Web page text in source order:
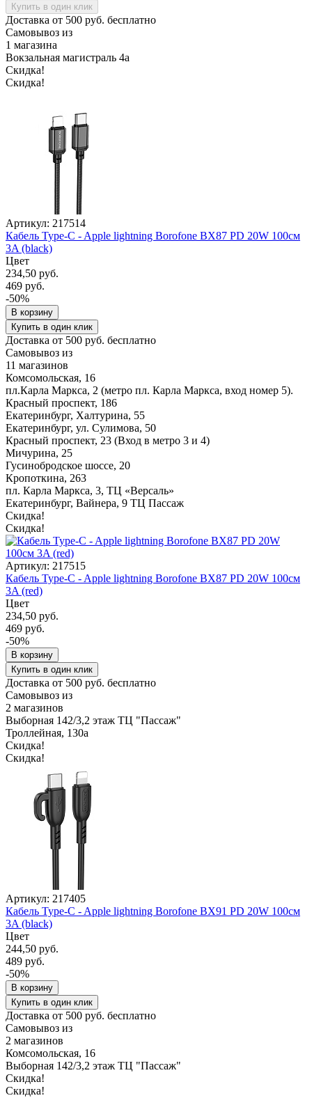
Купить в один клик
Доставка от 500 руб. бесплатно
Самовывоз из
1 магазина
Вокзальная магистраль 4а
Скидка!
Скидка!
Артикул: 217514
Кабель Type-C - Apple lightning Borofone BX87 PD 20W 100см
3A (black)
Цвет
234,50 руб.
469 руб.
-50%
В корзину
Купить в один клик
Доставка от 500 руб. бесплатно
Самовывоз из
11 магазинов
Комсомольская, 16
пл.Карла Маркса, 2 (метро пл. Карла Маркса, вход номер 5).
Красный проспект, 186
Екатеринбург, Халтурина, 55
Екатеринбург, ул. Сулимова, 50
Красный проспект, 23 (Вход в метро 3 и 4)
Мичурина, 25
Гусинобродское шоссе, 20
Кропоткина, 263
пл. Карла Маркса, 3, ТЦ «Версаль»
Екатеринбург, Вайнера, 9 ТЦ Пассаж
Скидка!
Скидка!
Артикул: 217515
Кабель Type-C - Apple lightning Borofone BX87 PD 20W 100см
3A (red)
Цвет
234,50 руб.
469 руб.
-50%
В корзину
Купить в один клик
Доставка от 500 руб. бесплатно
Самовывоз из
2 магазинов
Выборная 142/3,2 этаж ТЦ "Пассаж"
Троллейная, 130а
Скидка!
Скидка!
Артикул: 217405
Кабель Type-C - Apple lightning Borofone BX91 PD 20W 100см
3A (black)
Цвет
244,50 руб.
489 руб.
-50%
В корзину
Купить в один клик
Доставка от 500 руб. бесплатно
Самовывоз из
2 магазинов
Комсомольская, 16
Выборная 142/3,2 этаж ТЦ "Пассаж"
Скидка!
Скидка!